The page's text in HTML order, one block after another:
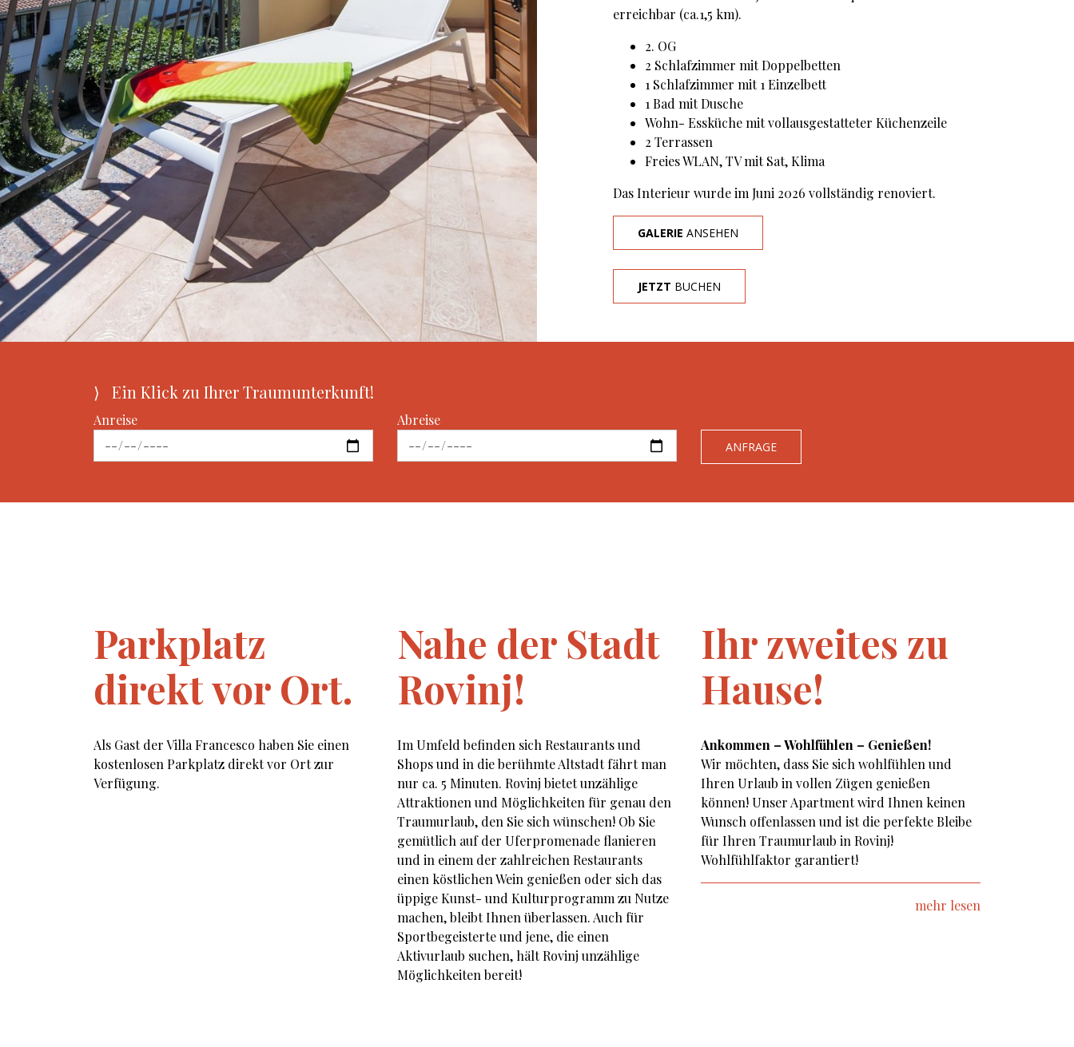
erreichbar (ca.1,5 km).
2. OG
2 Schlafzimmer mit Doppelbetten
1 Schlafzimmer mit 1 Einzelbett
1 Bad mit Dusche
Wohn- Essküche mit vollausgestatteter Küchenzeile
2 Terrassen
Freies WLAN, TV mit Sat, Klima
Das Interieur wurde im Juni 2026 vollständig renoviert.
GALERIE ANSEHEN
JETZT BUCHEN
⟩ Ein Klick zu Ihrer Traumunterkunft!
Anreise Abreise
ANFRAGE
Parkplatz
direkt vor Ort.
Als Gast der Villa Francesco haben Sie einen
kostenlosen Parkplatz direkt vor Ort zur
Verfügung.
Nahe der Stadt
Rovinj!
Im Umfeld befinden sich Restaurants und
Shops und in die berühmte Altstadt fährt man
nur ca. 5 Minuten. Rovinj bietet unzählige
Attraktionen und Möglichkeiten für genau den
Traumurlaub, den Sie sich wünschen! Ob Sie
gemütlich auf der Uferpromenade flanieren
und in einem der zahlreichen Restaurants
einen köstlichen Wein genießen oder sich das
üppige Kunst- und Kulturprogramm zu Nutze
machen, bleibt Ihnen überlassen. Auch für
Sportbegeisterte und jene, die einen
Aktivurlaub suchen, hält Rovinj unzählige
Möglichkeiten bereit!
Ihr zweites zu
Hause!
Ankommen – Wohlfühlen – Genießen!
Wir möchten, dass Sie sich wohlfühlen und
Ihren Urlaub in vollen Zügen genießen
können! Unser Apartment wird Ihnen keinen
Wunsch offenlassen und ist die perfekte Bleibe
für Ihren Traumurlaub in Rovinj!
Wohlfühlfaktor garantiert!
mehr lesen